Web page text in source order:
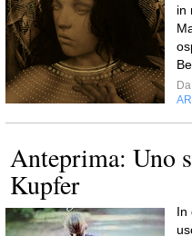
in
Da
Anteprima: Uno
Kupfer
In